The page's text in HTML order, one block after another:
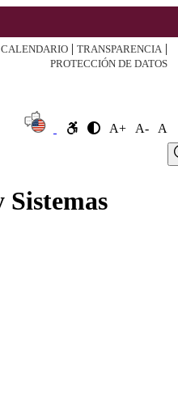
CALENDARIO | TRANSPARENCIA |
PROTECCIÓN DE DATOS
A+ A-
A